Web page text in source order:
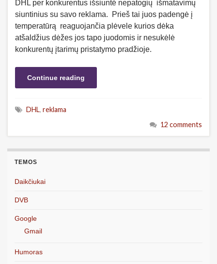
DHL per konkurentus išsiuntė nepatogių išmatavimų
siuntinius su savo reklama. Prieš tai juos padengė į
temperatūrą reaguojančia plėvele kurios dėka
atšaldžius dėžes jos tapo juodomis ir nesukėlė
konkurentų įtarimų pristatymo pradžioje.
Continue reading
DHL, reklama
12 comments
TEMOS
Daikčiukai
DVB
Google
Gmail
Humoras